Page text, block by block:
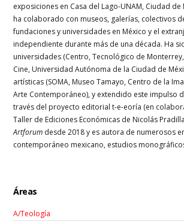
exposiciones en Casa del Lago-UNAM, Ciudad de
ha colaborado con museos, galerías, colectivos
fundaciones y universidades en México y el
independiente durante más de una década. Ha
universidades (Centro, Tecnológico de
Cine, Universidad Autónoma de la Ciudad de
artísticas (SOMA, Museo Tamayo, Centro de la
Arte Contemporáneo), y extendido este impulso
través del proyecto editorial t-e-eoría (en
Taller de Ediciones Económicas de Nicolás
Artforum desde 2018 y es autora de numerosos
contemporáneo mexicano, estudios
Áreas
A/Teología